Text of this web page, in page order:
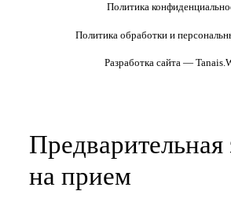
Политика
Политика обработки и
Разработка сайта —
Предварительная
на прием